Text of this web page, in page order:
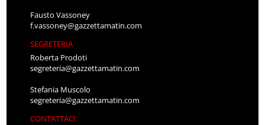
Fausto Vassoney
f.vassoney@gazzettamatin.com
SEGRETERIA
Roberta Prodoti
segreteria@gazzettamatin.com
Stefania Muscolo
segreteria@gazzettamatin.com
CONTATTACI